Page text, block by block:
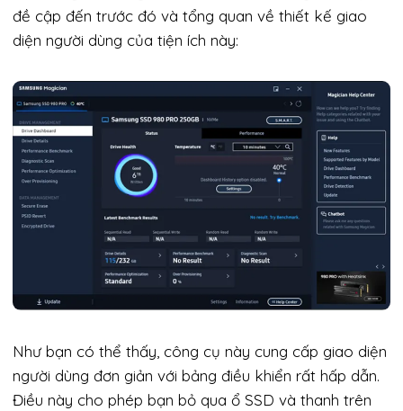
đề cập đến trước đó và tổng quan về thiết kế giao
diện người dùng của tiện ích này:
Như bạn có thể thấy, công cụ này cung cấp giao diện
người dùng đơn giản với bảng điều khiển rất hấp dẫn.
Điều này cho phép bạn bỏ qua ổ SSD và thanh trên